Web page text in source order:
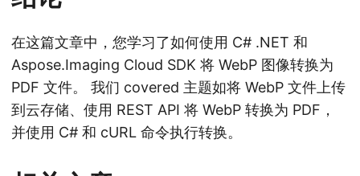
在这篇文章中，您学习了如何使用 C# .NET 和
Aspose.Imaging Cloud SDK 将 WebP 图像转换为
PDF 文件。 我们 covered 主题如将 WebP 文件上传
到云存储、使用 REST API 将 WebP 转换为 PDF，
并使用 C# 和 cURL 命令执行转换。